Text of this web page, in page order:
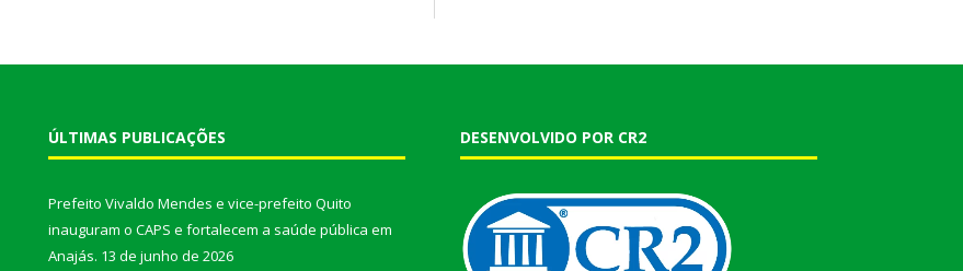
ÚLTIMAS PUBLICAÇÕES
Prefeito Vivaldo Mendes e vice-prefeito Quito
inauguram o CAPS e fortalecem a saúde pública em
Anajás. 13 de junho de 2026
DESENVOLVIDO POR CR2